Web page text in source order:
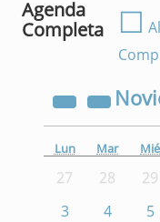
Agenda
Completa
☐
Lun Mar Mié
27 28 29
3
4 5